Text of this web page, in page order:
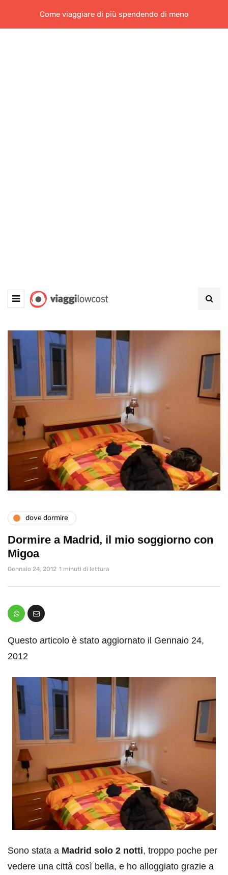
Come viaggiare di più spendendo di meno
dove dormire
Dormire a Madrid, il mio soggiorno con
Migoa
Gennaio 24, 2012 1 minuti di lettura
Questo articolo è stato aggiornato il Gennaio 24,
2012
Sono stata a Madrid solo 2 notti, troppo poche per
vedere una città così bella, e ho alloggiato grazie a